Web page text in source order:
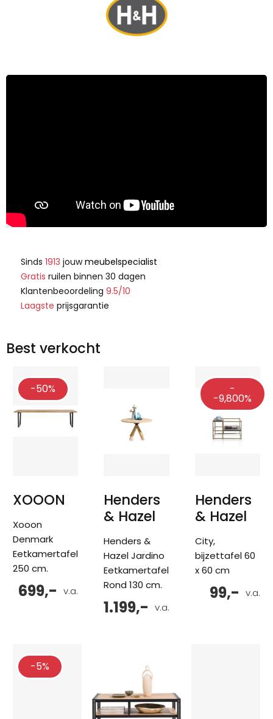
Sinds 1913 jouwmeubelspecialist
Gratis ruilen binnen 30 dagen
Klantenbeoordeling 9.5/10
Laagste prijsgarantie
Best verkocht
-50%
XOOON
Xooon
Denmark
Eetkamertafel
250 cm.
v.a.
699,-
Henders
& Hazel
Henders &
Hazel Jardino
Eetkamertafel
Rond 130 cm.
v.a.
1.199,-
-
-9,800%
Henders
& Hazel
City,
bijzettafel 60
x 60 cm
v.a.
99,-
-5%